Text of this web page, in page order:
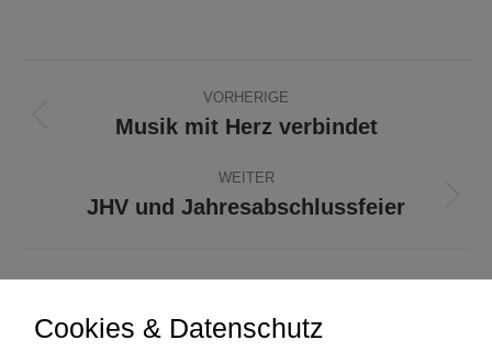
VORHERIGE
Vorheriger
Musik mit Herz verbindet
WEITER
Nächster
JHV und Jahresabschlussfeier
Cookies & Datenschutz